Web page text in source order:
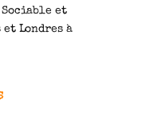
et
et Londres à